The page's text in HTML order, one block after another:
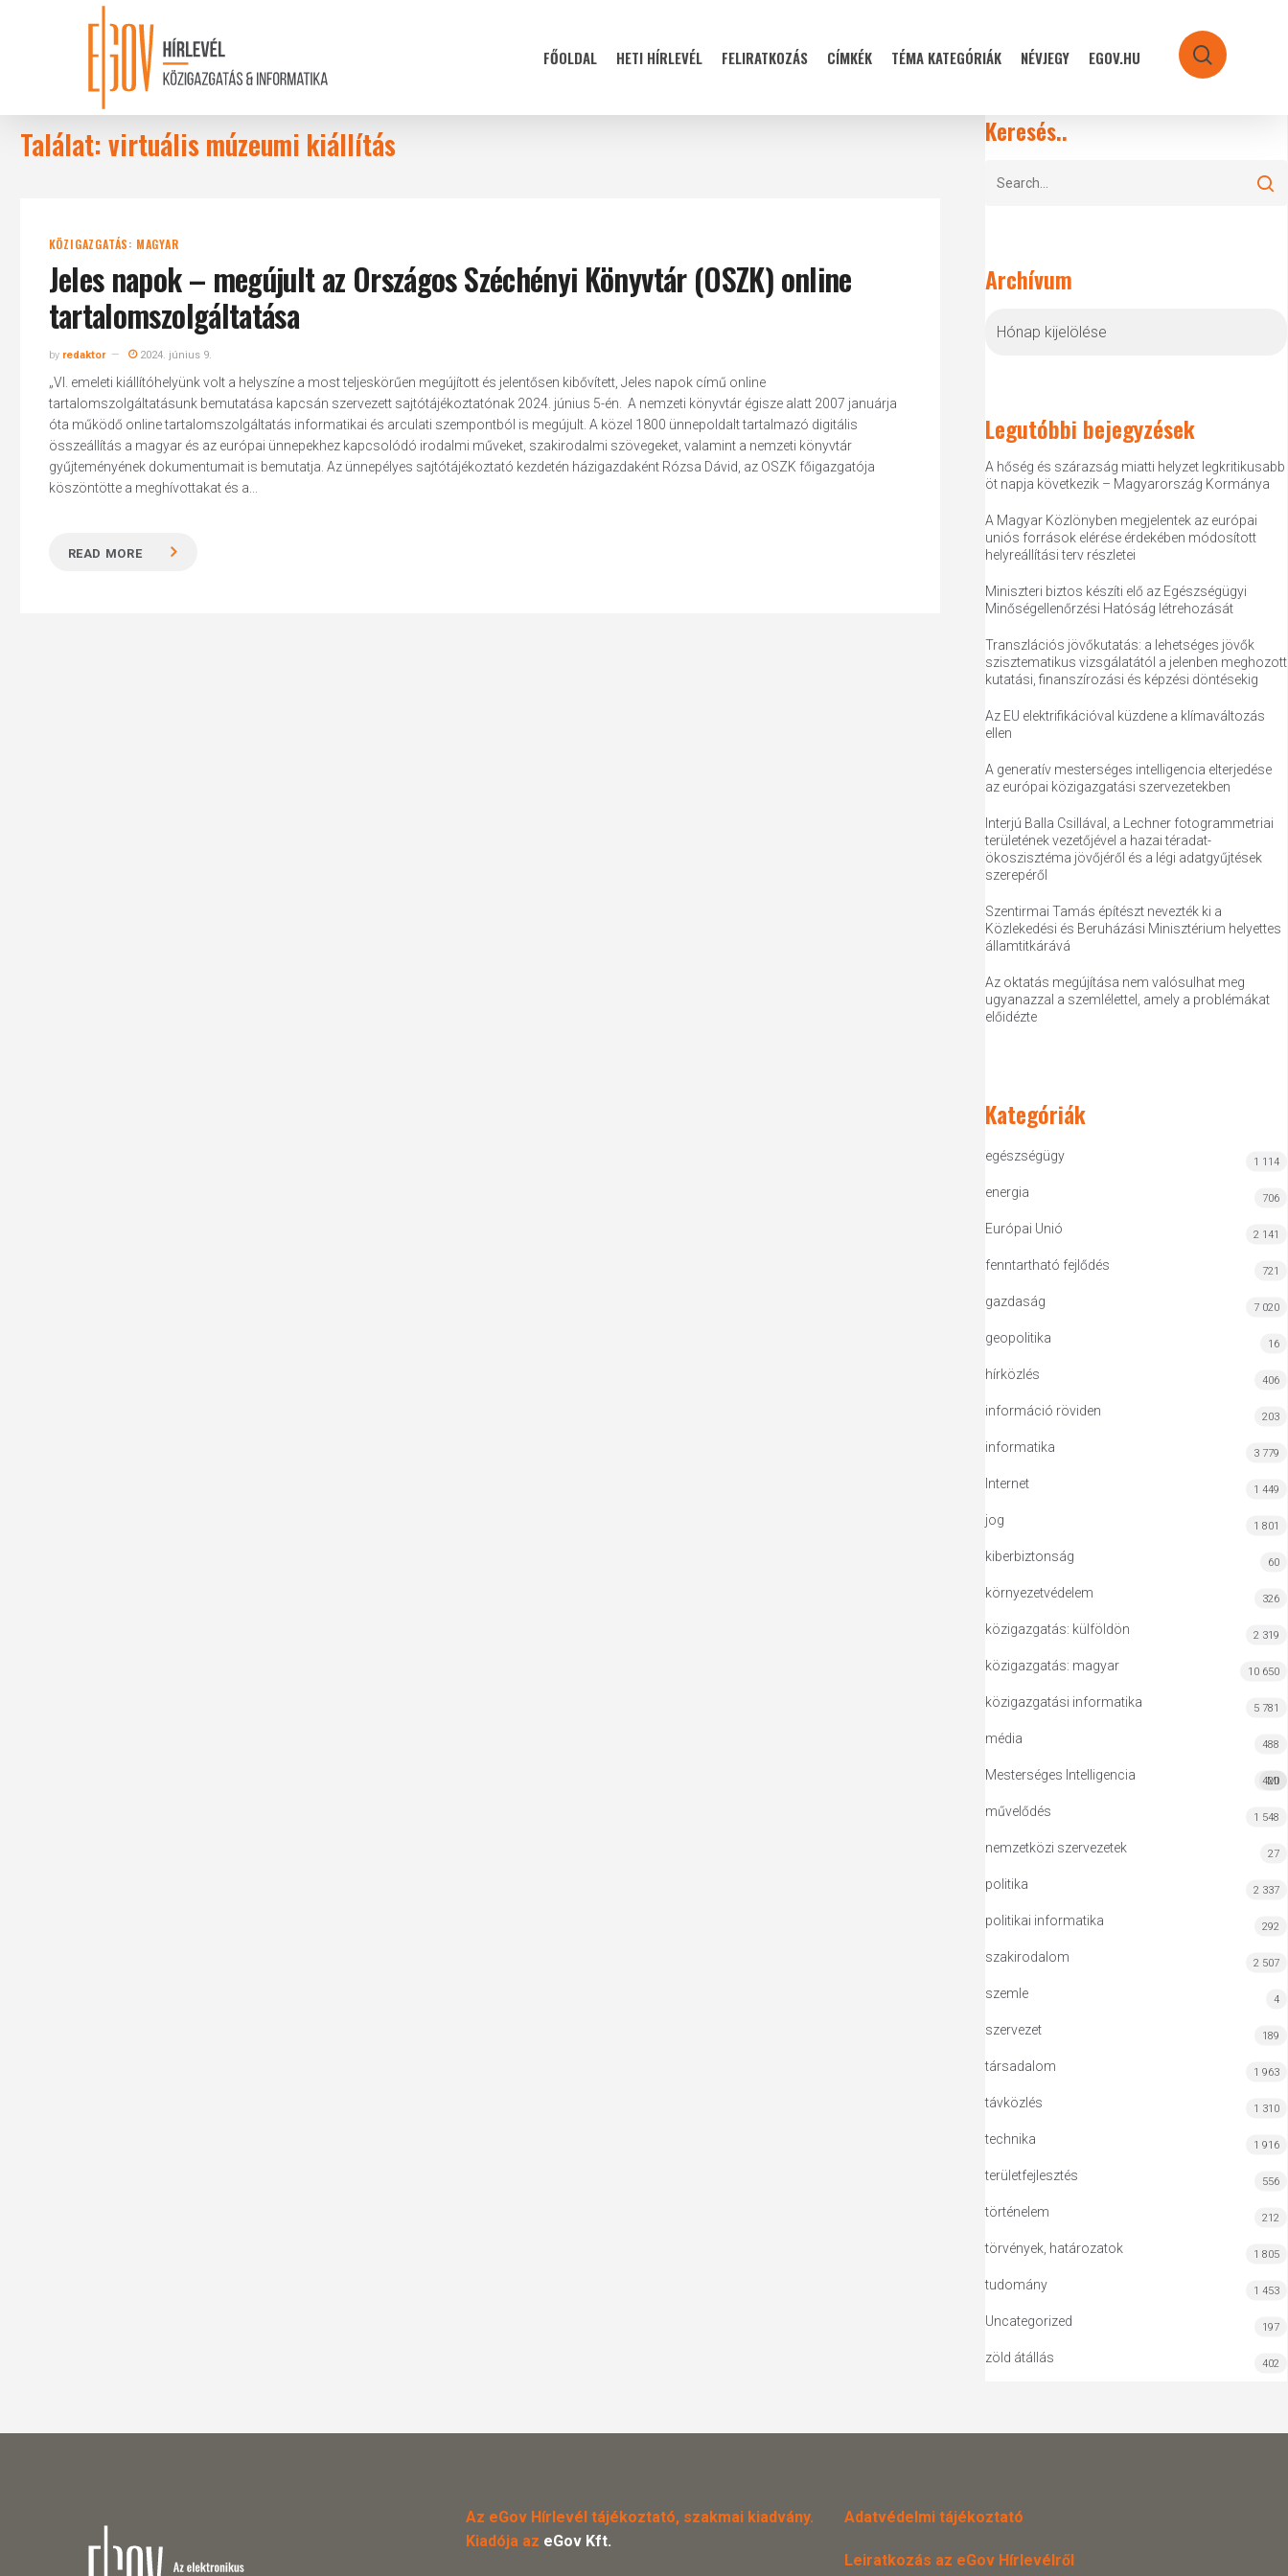
Hit enter to search or ESC to close
FŐOLDAL HETI HÍRLEVÉL FELIRATKOZÁS CÍMKÉK TÉMA KATEGÓRIÁK NÉVJEGY EGOV.HU search
Találat: virtuális múzeumi kiállítás
KÖZIGAZGATÁS: MAGYAR
Jeles napok – megújult az Országos Széchényi Könyvtár (OSZK) online
tartalomszolgáltatása
by redaktor 2024. június 9.
„VI. emeleti kiállítóhelyünk volt a helyszíne a most teljeskörűen megújított és jelentősen kibővített, Jeles napok című online
tartalomszolgáltatásunk bemutatása kapcsán szervezett sajtótájékoztatónak 2024. június 5-én. A nemzeti könyvtár égisze alatt 2007 januárja
óta működő online tartalomszolgáltatás informatikai és arculati szempontból is megújult. A közel 1800 ünnepoldalt tartalmazó digitális
összeállítás a magyar és az európai ünnepekhez kapcsolódó irodalmi műveket, szakirodalmi szövegeket, valamint a nemzeti könyvtár
gyűjteményének dokumentumait is bemutatja. Az ünnepélyes sajtótájékoztató kezdetén házigazdaként Rózsa Dávid, az OSZK főigazgatója
köszöntötte a meghívottakat és a...
READ MORE
Keresés..
Archívum
Legutóbbi bejegyzések
A hőség és szárazság miatti helyzet legkritikusabb
öt napja következik – Magyarország Kormánya
A Magyar Közlönyben megjelentek az európai
uniós források elérése érdekében módosított
helyreállítási terv részletei
Miniszteri biztos készíti elő az Egészségügyi
Minőségellenőrzési Hatóság létrehozását
Transzlációs jövőkutatás: a lehetséges jövők
szisztematikus vizsgálatától a jelenben meghozott
kutatási, finanszírozási és képzési döntésekig
Az EU elektrifikációval küzdene a klímaváltozás
ellen
A generatív mesterséges intelligencia elterjedése
az európai közigazgatási szervezetekben
Interjú Balla Csillával, a Lechner fotogrammetriai
területének vezetőjével a hazai téradat-
ökoszisztéma jövőjéről és a légi adatgyűjtések
szerepéről
Szentirmai Tamás építészt nevezték ki a
Közlekedési és Beruházási Minisztérium helyettes
államtitkárává
Az oktatás megújítása nem valósulhat meg
ugyanazzal a szemlélettel, amely a problémákat
előidézte
Kategóriák
egészségügy 1 114
energia 706
Európai Unió 2 141
fenntartható fejlődés 721
gazdaság 7 020
geopolitika 16
hírközlés 406
információ röviden 203
informatika 3 779
Internet 1 449
jog 1 801
kiberbiztonság 60
környezetvédelem 326
közigazgatás: külföldön 2 319
közigazgatás: magyar 10 650
közigazgatási informatika 5 781
média 488
Mesterséges Intelligencia MI
420
művelődés 1 548
nemzetközi szervezetek 27
politika 2 337
politikai informatika 292
szakirodalom 2 507
szemle 4
szervezet 189
társadalom 1 963
távközlés 1 310
technika 1 916
területfejlesztés 556
történelem 212
törvények, határozatok 1 805
tudomány 1 453
Uncategorized 197
zöld átállás 402
Az eGov Hírlevél tájékoztató, szakmai kiadvány.
Kiadója az eGov Kft.
Adatvédelmi tájékoztató
Leiratkozás az eGov Hírlevélről